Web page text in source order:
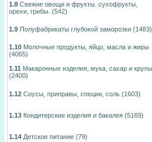
1.8 Свежие овощи и фрукты. сухофрукты,
орехи, грибы. (542)
1.9 Полуфабрикаты глубокой заморозки (1483)
1.10 Молочные продукты, яйцо, масла и жиры
(4065)
1.11 Макаронные изделия, мука, сахар и крупы
(2400)
1.12 Соусы, приправы, специи, соль (1603)
1.13 Кондитерские изделия и бакалея (5169)
1.14 Детское питание (79)